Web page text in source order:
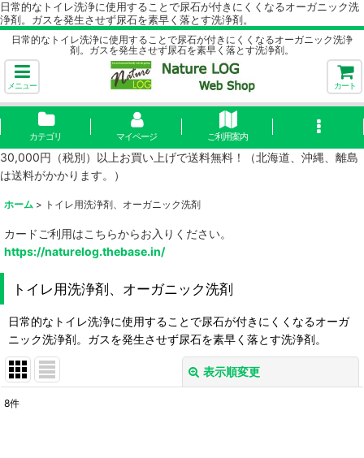
日常的なトイレ洗浄に使用することで尿石が付きにくくなるオーガニック洗
浄剤。ガスを発生させず尿石を素早く落とす洗浄剤。
日常的なトイレ洗浄に使用することで尿石が付きにくくなるオーガニック洗浄
剤。ガスを発生させず尿石を素早く落とす洗浄剤。
メニュー カート
カテゴリ マイページ ご利用案内
30,000円（税別）以上お買い上げで送料無料！（北海道、沖縄、離島
は送料がかかります。）
ホーム > トイレ用洗浄剤、オーガニック洗剤
カードご利用はこちらからお入りください。
https://naturelog.thebase.in/
トイレ用洗浄剤、オーガニック洗剤
日常的なトイレ洗浄に使用することで尿石が付きにくくなるオーガ
ニック洗浄剤。ガスを発生させず尿石を素早く落とす洗浄剤。
表示順変更
8件